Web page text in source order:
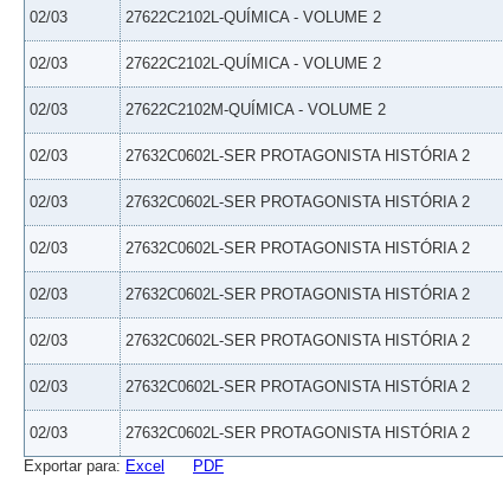
02/03 27622C2102L-QUÍMICA - VOLUME 2
02/03 27622C2102L-QUÍMICA - VOLUME 2
02/03 27622C2102M-QUÍMICA - VOLUME 2
02/03 27632C0602L-SER PROTAGONISTA HISTÓRIA 2
02/03 27632C0602L-SER PROTAGONISTA HISTÓRIA 2
02/03 27632C0602L-SER PROTAGONISTA HISTÓRIA 2
02/03 27632C0602L-SER PROTAGONISTA HISTÓRIA 2
02/03 27632C0602L-SER PROTAGONISTA HISTÓRIA 2
02/03 27632C0602L-SER PROTAGONISTA HISTÓRIA 2
02/03 27632C0602L-SER PROTAGONISTA HISTÓRIA 2
Exportar para: Excel PDF